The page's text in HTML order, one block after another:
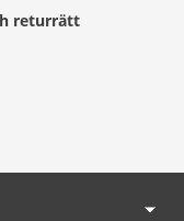
returrätt